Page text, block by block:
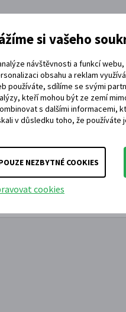
si vašeho
návštěvnosti a funkcí
obsahu a reklam
používáte, sdílíme se svými
kteří mohou být ze zemí
s dalšími informacemi,
v důsledku toho, že používáte
NEZBYTNÉ COOKIES
cookies